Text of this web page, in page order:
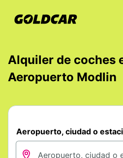
Alquiler de coches
Aeropuerto Modlin
Aeropuerto, ciudad o